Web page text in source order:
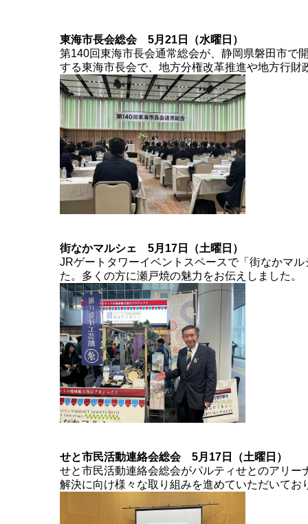
東海市長会総会 5月21日（水曜日）
第140回東海市長会通常総会が、静岡県磐田市で
する東海市長会で、地方分権改革推進や地方行財
街なかマルシェ 5月17日（土曜日）
JRゲートタワーイベントスペースで「街なかマ
た。多くの方に瀬戸焼の魅力をお伝えしました。
せと市民活動連絡会総会 5月17日（土曜日）
せと市民活動連絡会総会がパルティせとのアリ
解決に向け様々な取り組みを進めていただいてお